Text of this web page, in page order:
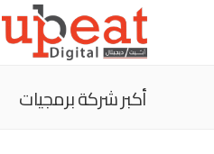
أكبر شركة برمجيات